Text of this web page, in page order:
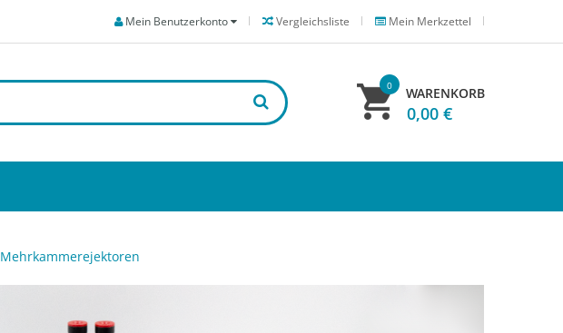
Mein Merkzettel
Vergleichsliste
Mein Benutzerkonto
WARENKORB
0
0,00 €
Mehrkammerejektoren